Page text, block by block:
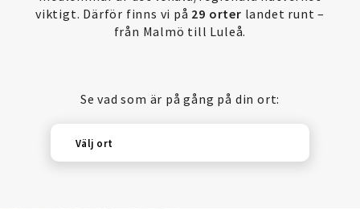
viktigt. Därför finns vi på 29 orter landet runt –
från Malmö till Luleå.
Se vad som är på gång på din ort:
Välj ort